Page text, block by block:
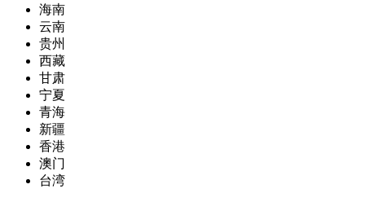
海南
云南
贵州
西藏
甘肃
宁夏
青海
新疆
香港
澳门
台湾